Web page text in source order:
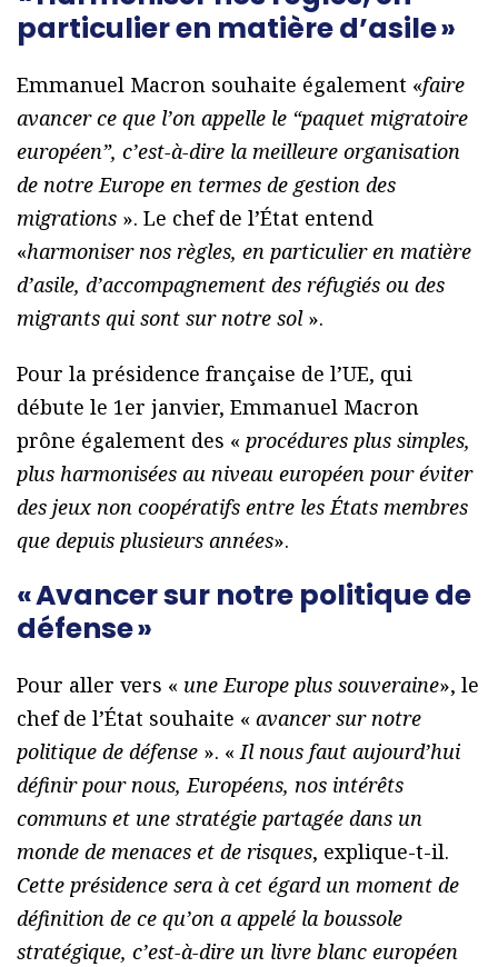
particulier en matière d’asile »
Emmanuel Macron souhaite également «faire
avancer ce que l’on appelle le “paquet migratoire
européen”, c’est-à-dire la meilleure organisation
de notre Europe en termes de gestion des
migrations ». Le chef de l’État entend
«harmoniser nos règles, en particulier en matière
d’asile, d’accompagnement des réfugiés ou des
migrants qui sont sur notre sol ».
Pour la présidence française de l’UE, qui
débute le 1er janvier, Emmanuel Macron
prône également des « procédures plus simples,
plus harmonisées au niveau européen pour éviter
des jeux non coopératifs entre les États membres
que depuis plusieurs années».
« Avancer sur notre politique de
défense »
Pour aller vers « une Europe plus souveraine», le
chef de l’État souhaite « avancer sur notre
politique de défense ». « Il nous faut aujourd’hui
définir pour nous, Européens, nos intérêts
communs et une stratégie partagée dans un
monde de menaces et de risques, explique-t-il.
Cette présidence sera à cet égard un moment de
définition de ce qu’on a appelé la boussole
stratégique, c’est-à-dire un livre blanc européen